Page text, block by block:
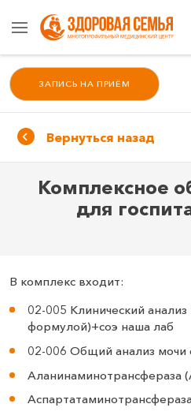
ЗАПИСЬ НА ПРИЁМ
Вернуться назад
Комплексное
для
В комплекс входит:
02-005 Клинический
формулой)+соэ наша лаб
02-006 Общий анализ мочи
Аланинаминотрансфераза